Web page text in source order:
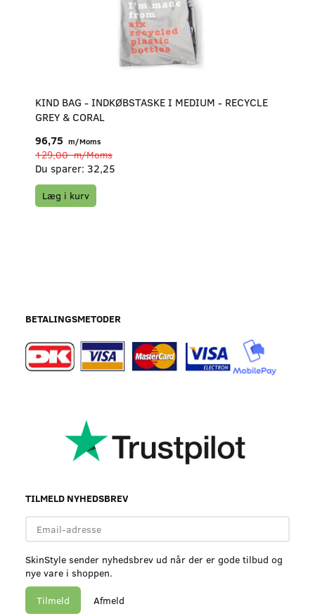
KIND BAG - INDKØBSTASKE I MEDIUM - RECYCLE
GREY & CORAL
96,75 m/Moms
129,00m/Moms
Du sparer: 32,25
Læg i kurv
BETALINGSMETODER
TILMELD NYHEDSBREV
Email-
adresse
SkinStyle sender nyhedsbrev ud når der er gode tilbud og
nye vare i shoppen.
Tilmeld Afmeld